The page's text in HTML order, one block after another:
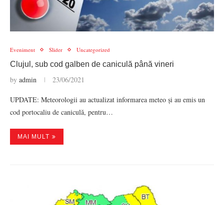
Eveniment Slider Uncategorized
Clujul, sub cod galben de caniculă până vineri
by admin 23/06/2021
UPDATE: Meteorologii au actualizat informarea meteo și au emis un
cod portocaliu de caniculă, pentru…
MAI MULT